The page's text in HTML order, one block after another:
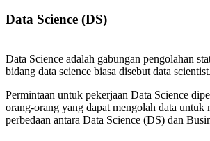
Data Science (DS)
Data Science adalah gabungan pengolahan
bidang data science biasa disebut data
Permintaan untuk pekerjaan Data Science
orang-orang yang dapat mengolah data
perbedaan antara Data Science (DS) dan